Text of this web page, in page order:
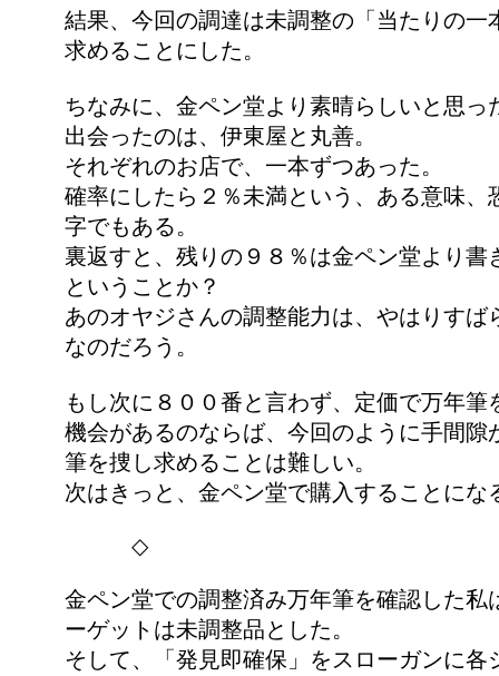
結果、今回の調達は未調整の「当たりの一
求めることにした。
ちなみに、金ペン堂より素晴らしいと思っ
出会ったのは、伊東屋と丸善。
それぞれのお店で、一本ずつあった。
確率にしたら２％未満という、ある意味、
字でもある。
裏返すと、残りの９８％は金ペン堂より書
ということか？
あのオヤジさんの調整能力は、やはりすば
なのだろう。
もし次に８００番と言わず、定価で万年筆
機会があるのならば、今回のように手間隙
筆を捜し求めることは難しい。
次はきっと、金ペン堂で購入することにな
◇
金ペン堂での調整済み万年筆を確認した私
ーゲットは未調整品とした。
そして、「発見即確保」をスローガンに各